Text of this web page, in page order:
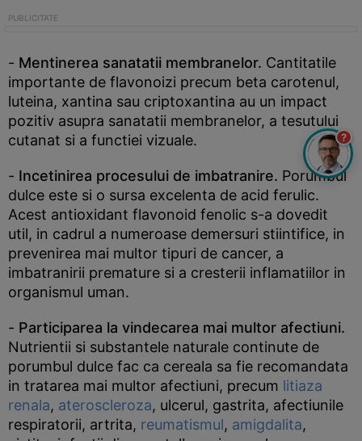
- Mentinerea sanatatii membranelor. Cantitatile
importante de flavonoizi precum beta carotenul,
luteina, xantina sau criptoxantina au un impact
pozitiv asupra sanatatii membranelor, a tesutului
cutanat si a functiei vizuale.
- Incetinirea procesului de imbatranire. Porumbul
dulce este si o sursa excelenta de acid ferulic.
Acest antioxidant flavonoid fenolic s-a dovedit
util, in cadrul a numeroase demersuri stiintifice, in
prevenirea mai multor tipuri de cancer, a
imbatranirii premature si a cresterii inflamatiilor in
organismul uman.
- Participarea la vindecarea mai multor afectiuni.
Nutrientii si substantele naturale continute de
porumbul dulce fac ca cereala sa fie recomandata
in tratarea mai multor afectiuni, precum litiaza
renala, ateroscleroza, ulcerul, gastrita, afectiunile
respiratorii, artrita, reumatismul, amigdalita,
?